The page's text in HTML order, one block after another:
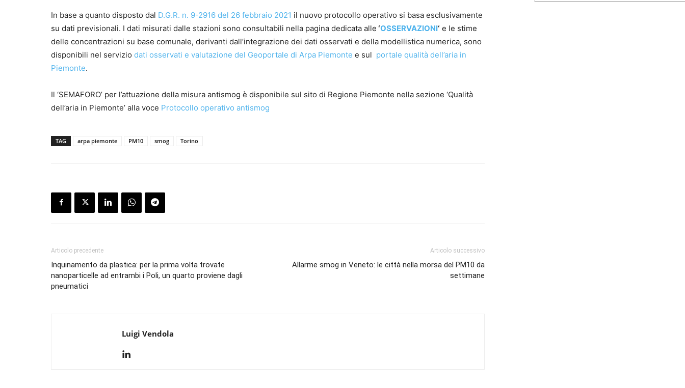
In base a quanto disposto dal D.G.R. n. 9-2916 del 26 febbraio 2021 il nuovo protocollo operativo si basa esclusivamente
su dati previsionali. I dati misurati dalle stazioni sono consultabili nella pagina dedicata alle ‘OSSERVAZIONI‘ e le stime
delle concentrazioni su base comunale, derivanti dall’integrazione dei dati osservati e della modellistica numerica, sono
disponibili nel servizio dati osservati e valutazione del Geoportale di Arpa Piemonte e sul portale qualità dell’aria in
Piemonte.
Il ‘SEMAFORO’ per l’attuazione della misura antismog è disponibile sul sito di Regione Piemonte nella sezione ‘Qualità
dell’aria in Piemonte’ alla voce Protocollo operativo antismog
TAG arpa piemonte PM10 smog Torino
Articolo precedente
Inquinamento da plastica: per la prima volta trovate
nanoparticelle ad entrambi i Poli, un quarto proviene dagli
pneumatici
Articolo successivo
Allarme smog in Veneto: le città nella morsa del PM10 da
settimane
Luigi Vendola